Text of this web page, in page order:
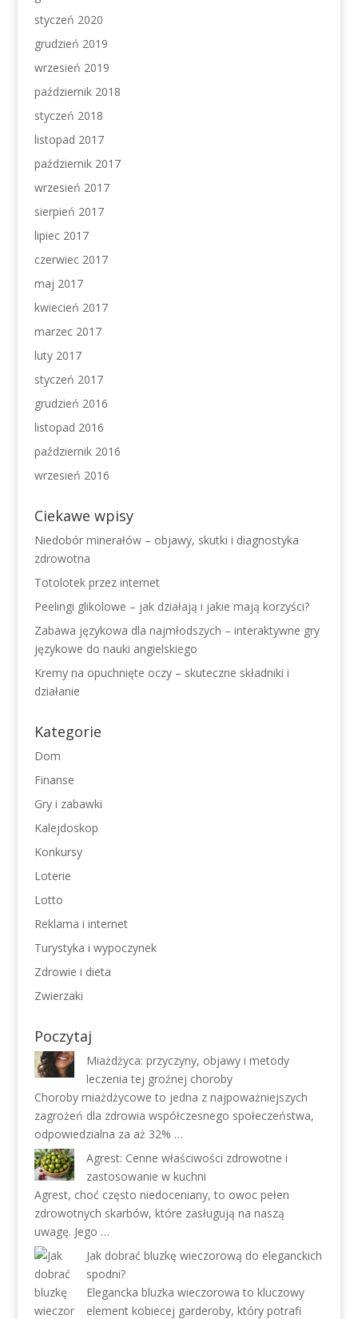
styczeń 2020
grudzień 2019
wrzesień 2019
październik 2018
styczeń 2018
listopad 2017
październik 2017
wrzesień 2017
sierpień 2017
lipiec 2017
czerwiec 2017
maj 2017
kwiecień 2017
marzec 2017
luty 2017
styczeń 2017
grudzień 2016
listopad 2016
październik 2016
wrzesień 2016
Ciekawe wpisy
Niedobór minerałów – objawy, skutki i diagnostyka
zdrowotna
Totolotek przez internet
Peelingi glikolowe – jak działają i jakie mają korzyści?
Zabawa językowa dla najmłodszych – interaktywne gry
językowe do nauki angielskiego
Kremy na opuchnięte oczy – skuteczne składniki i
działanie
Kategorie
Dom
Finanse
Gry i zabawki
Kalejdoskop
Konkursy
Loterie
Lotto
Reklama i internet
Turystyka i wypoczynek
Zdrowie i dieta
Zwierzaki
Poczytaj
Miażdżyca: przyczyny, objawy i metody
leczenia tej groźnej choroby
Choroby miażdżycowe to jedna z najpoważniejszych
zagrożeń dla zdrowia współczesnego społeczeństwa,
odpowiedzialna za aż 32% …
Agrest: Cenne właściwości zdrowotne i
zastosowanie w kuchni
Agrest, choć często niedoceniany, to owoc pełen
zdrowotnych skarbów, które zasługują na naszą
uwagę. Jego …
Jak dobrać bluzkę wieczorową do eleganckich
spodni?
Elegancka bluzka wieczorowa to kluczowy
element kobiecej garderoby, który potrafi